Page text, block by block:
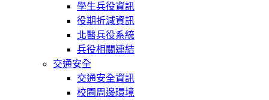
學生兵役資訊
役期折減資訊
北醫兵役系統
兵役相關連結
交通安全
交通安全資訊
校園周邊環境